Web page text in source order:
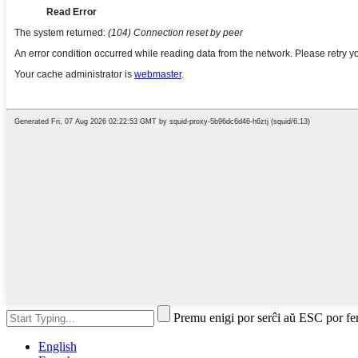
Premu enigi por serĉi aŭ ESC por
English